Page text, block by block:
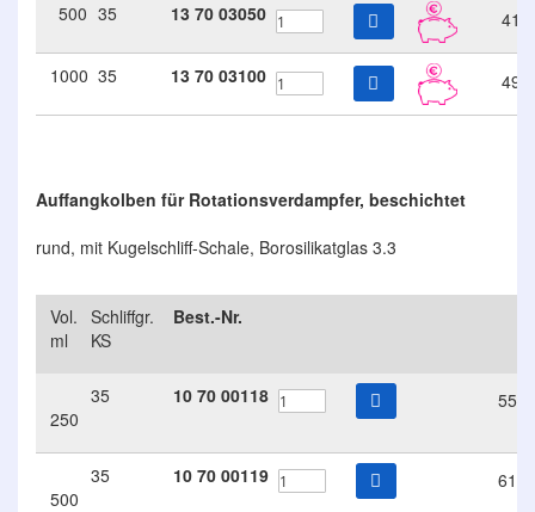
500 35 13 70 03050
1000 35 13 70 03100
Auffangkolben für Rotationsverdampfer, beschichtet
rund, mit Kugelschliff-Schale, Borosilikatglas 3.3
Vol.
ml
Schliffgr.
KS
Best.-Nr.
250
35 10 70 00118
500
35 10 70 00119